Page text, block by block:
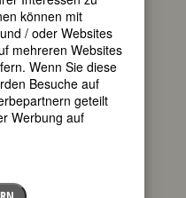
Friedell
und Vorbild
zum
Buch –Ottilie.
– erscheint
wohl
Roman
Hier
Ausbildung
können mit
/ oder Websites
mehreren Websites
Wenn Sie diese
Besuche auf
geteilt
Werbung auf